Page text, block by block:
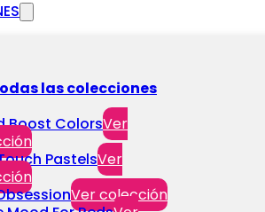
las colecciones
Boost ColorsVer
PastelsVer
Ver colección